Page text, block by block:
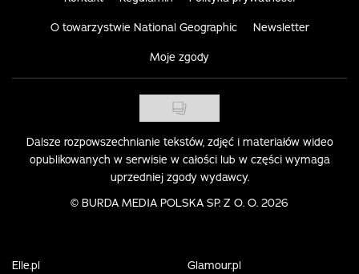
O towarzystwie National Geographic Newsletter
Moje zgody
Dalsze rozpowszechnianie tekstów, zdjęć i materiałów wideo
opublikowanych w serwisie w całości lub w części wymaga
uprzedniej zgody wydawcy.
© BURDA MEDIA POLSKA SP. Z O. O. 2026
Elle.pl
Glamour.pl